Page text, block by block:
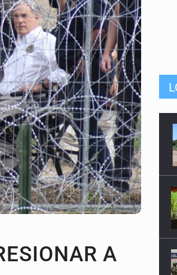
de México y el crimen
por mala calidad del agua
A